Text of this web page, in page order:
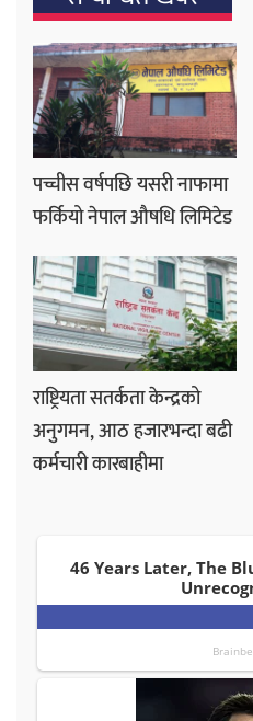
पच्चीस वर्षपछि यसरी नाफामा
फर्कियो नेपाल औषधि लिमिटेड
राष्ट्रियता सतर्कता केन्द्रको
अनुगमन, आठ हजारभन्दा बढी
कर्मचारी कारबाहीमा